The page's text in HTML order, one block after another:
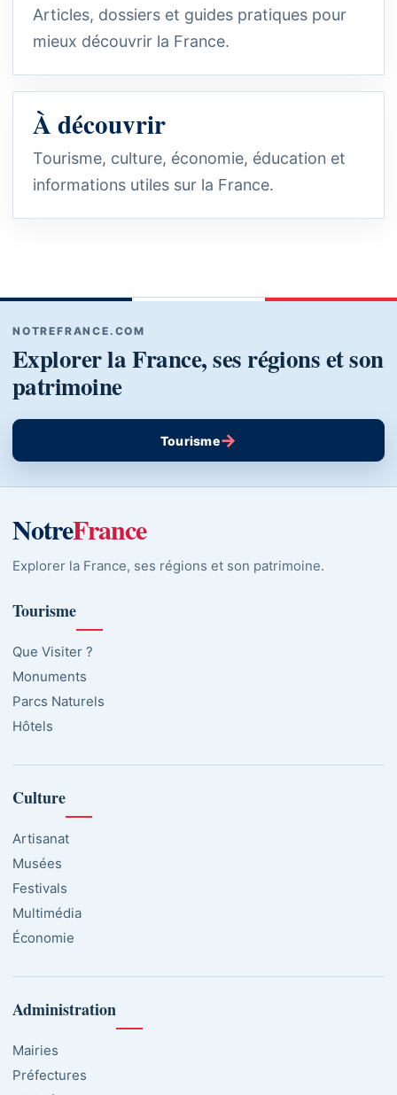
Articles, dossiers et guides pratiques pour
mieux découvrir la France.
À découvrir
Tourisme, culture, économie, éducation et
informations utiles sur la France.
NOTREFRANCE.COM
Explorer la France, ses régions et son
patrimoine
Tourisme→
NotreFrance
Explorer la France, ses régions et son patrimoine.
Tourisme
Que Visiter ?
Monuments
Parcs Naturels
Hôtels
Culture
Artisanat
Musées
Festivals
Multimédia
Économie
Administration
Mairies
Préfectures